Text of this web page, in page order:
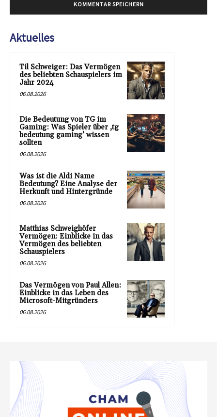
Aktuelles
Til Schweiger: Das Vermögen
des beliebten Schauspielers im
Jahr 2024
06.08.2026
Die Bedeutung von TG im
Gaming: Was Spieler über ‚tg
bedeutung gaming‘ wissen
sollten
06.08.2026
Was ist die Aldi Name
Bedeutung? Eine Analyse der
Herkunft und Hintergründe
06.08.2026
Matthias Schweighöfer
Vermögen: Einblicke in das
Vermögen des beliebten
Schauspielers
06.08.2026
Das Vermögen von Paul Allen:
Einblicke in das Leben des
Microsoft-Mitgründers
06.08.2026